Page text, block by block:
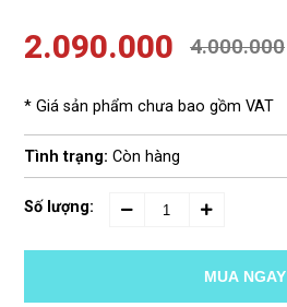
2.090.000 4.000.000
* Giá sản phẩm chưa bao gồm VAT
Tình trạng: Còn hàng
Số lượng:
MUA NGAY